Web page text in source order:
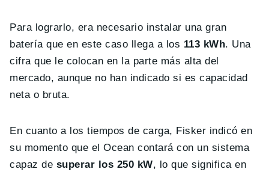
Para lograrlo, era necesario instalar una gran
batería que en este caso llega a los 113 kWh. Una
cifra que le colocan en la parte más alta del
mercado, aunque no han indicado si es capacidad
neta o bruta.
En cuanto a los tiempos de carga, Fisker indicó en
su momento que el Ocean contará con un sistema
capaz de superar los 250 kW, lo que significa en